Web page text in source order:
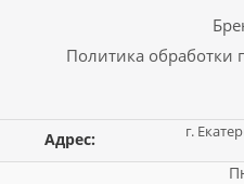
Политика обработки
Адрес:
г.